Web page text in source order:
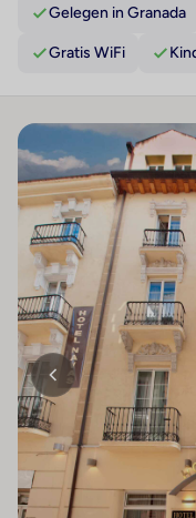
Gelegen in Granada
Gratis WiFi